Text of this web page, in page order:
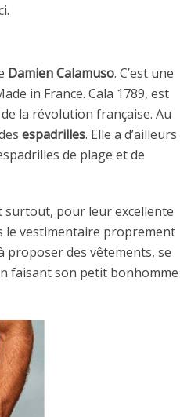
Damien Calamuso. C’est une
in France. Cala 1789, est
de la révolution française. Au
espadrilles. Elle a d’ailleurs
de plage et de
surtout, pour leur excellente
le vestimentaire proprement
proposer des vêtements, se
faisant son petit bonhomme